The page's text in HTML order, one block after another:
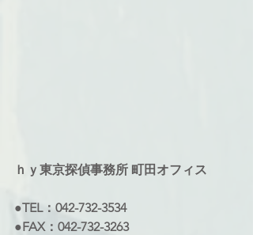
ｈｙ東京探偵事務所 町田オフィス
●TEL：042-732-3534
●FAX：042-732-3263